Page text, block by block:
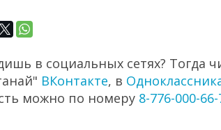
в социальных сетях? Тогда
ВКонтакте, в
можно по номеру 8-776-000-